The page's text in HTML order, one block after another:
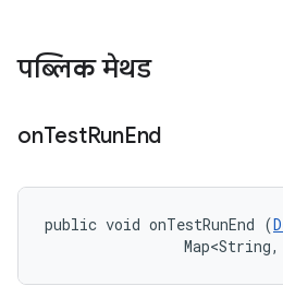
पब्लिक मेथड
onTestRunEnd
public void onTestRunEnd (